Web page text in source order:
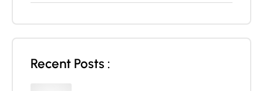
Recent Posts :